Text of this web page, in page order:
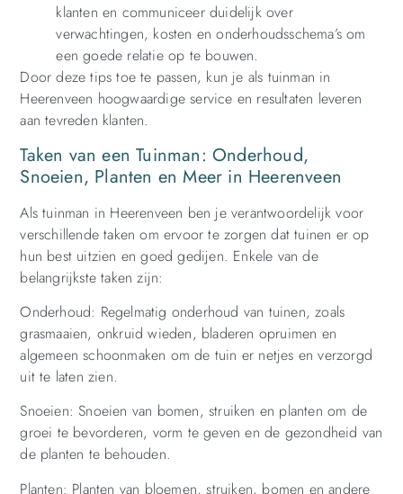
klanten en communiceer duidelijk over
verwachtingen, kosten en onderhoudsschema’s om
een goede relatie op te bouwen.
Door deze tips toe te passen, kun je als tuinman in
Heerenveen hoogwaardige service en resultaten leveren
aan tevreden klanten.
Taken van een Tuinman: Onderhoud,
Snoeien, Planten en Meer in Heerenveen
Als tuinman in Heerenveen ben je verantwoordelijk voor
verschillende taken om ervoor te zorgen dat tuinen er op
hun best uitzien en goed gedijen. Enkele van de
belangrijkste taken zijn:
Onderhoud: Regelmatig onderhoud van tuinen, zoals
grasmaaien, onkruid wieden, bladeren opruimen en
algemeen schoonmaken om de tuin er netjes en verzorgd
uit te laten zien.
Snoeien: Snoeien van bomen, struiken en planten om de
groei te bevorderen, vorm te geven en de gezondheid van
de planten te behouden.
Planten: Planten van bloemen, struiken, bomen en andere